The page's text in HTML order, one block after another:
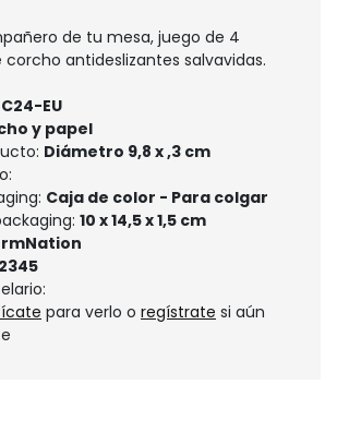
de tu mesa, juego de 4
corcho antideslizantes salvavidas.
EU
y papel
Diámetro 9,8 x ,3 cm
Caja de color - Para colgar
10 x 14,5 x 1,5 cm
para verlo o regístrate si aún